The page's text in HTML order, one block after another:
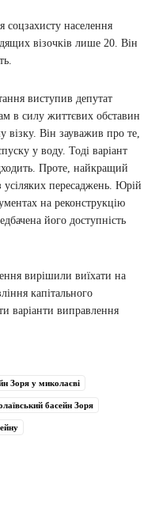
соцзахисту населення
візочків лише 20. Він
виступив депутат
в силу життєвих обставин
візку. Він зауважив про те,
у воду. Тоді варіант
Проте, найкращий
усіляких пересаджень. Юрій
на реконструкцію
його доступність
вирішили виїхати на
капітального
варіанти виправлення
Зоря у миколаєві
басейн Зоря